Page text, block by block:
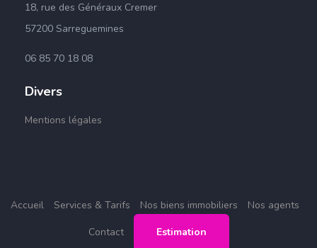
18, rue des Généraux Cremer
57200 Sarreguemines
06 85 70 18 08
Divers
Mentions légales
Accueil Services & Tarifs Nos biens immobiliers
Nos agents
Contact
Estimation